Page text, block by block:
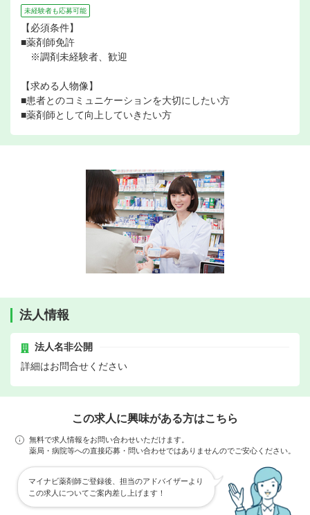
未経験者も応募可能
【必須条件】
■薬剤師免許
※調剤未経験者、歓迎
【求める人物像】
■患者とのコミュニケーションを大切にしたい方
■薬剤師として向上していきたい方
法人情報
法人名非公開
詳細はお問合せください
この求人に興味がある方はこちら
無料で求人情報をお問い合わせいただけます。
薬局・病院等への直接応募・問い合わせではありませんのでご安心ください。
マイナビ薬剤師ご登録後、担当のアドバイザーより
この求人についてご案内差し上げます！